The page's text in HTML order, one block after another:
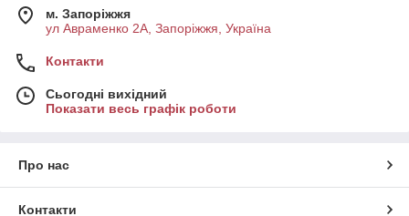
м. Запоріжжя
ул Авраменко 2А, Запоріжжя, Україна
Контакти
Сьогодні вихідний
Показати весь графік роботи
Про нас
Контакти